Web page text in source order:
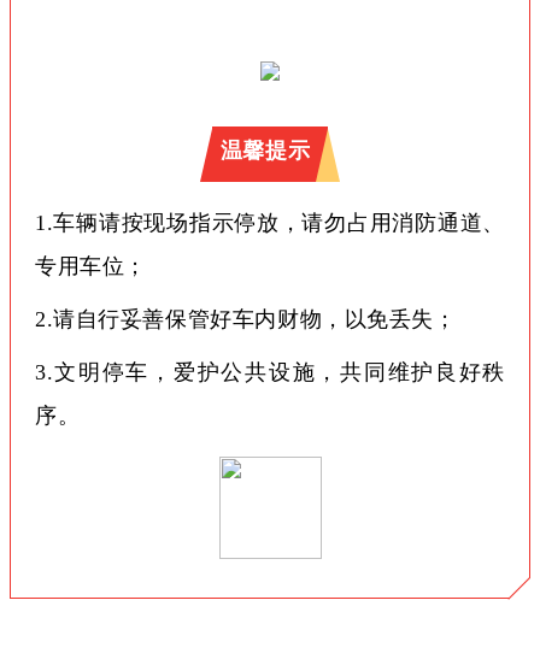
温馨提示
1.车辆请按现场指示停放，请勿占用消防通道、
专用车位；
2.请自行妥善保管好车内财物，以免丢失；
3.文明停车，爱护公共设施，共同维护良好秩
序。